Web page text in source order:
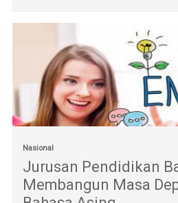
Nasional
Jurusan Pendidikan
Membangun Masa